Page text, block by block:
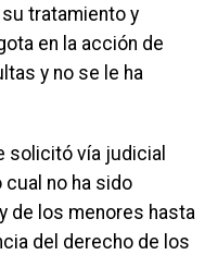
tratamiento y
en la acción de
y no se le ha
solicitó vía judicial
no ha sido
de los menores hasta
del derecho de los